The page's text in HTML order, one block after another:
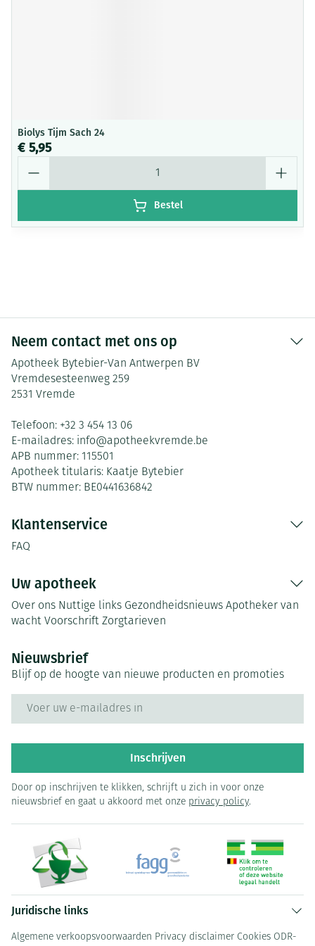
Biolys Tijm Sach 24
€ 5,95
Bestel
Neem contact met ons op
Apotheek Bytebier-Van Antwerpen BV
Vremdesesteenweg 259
2531 Vremde
Telefoon: +32 3 454 13 06
E-mailadres: info@apotheekvremde.be
APB nummer: 115501
Apotheek titularis: Kaatje Bytebier
BTW nummer: BE0441636842
Klantenservice
FAQ
Uw apotheek
Over ons Nuttige links Gezondheidsnieuws Apotheker van
wacht Voorschrift Zorgtarieven
Nieuwsbrief
Blijf op de hoogte van nieuwe producten en promoties
Inschrijven
Door op inschrijven te klikken, schrijft u zich in voor onze
nieuwsbrief en gaat u akkoord met onze privacy policy.
Juridische links
Algemene verkoopsvoorwaarden Privacy disclaimer Cookies ODR-